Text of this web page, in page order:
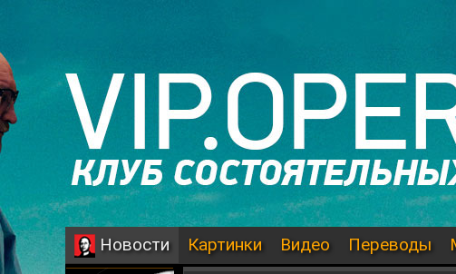
Новости Картинки Видео Переводы